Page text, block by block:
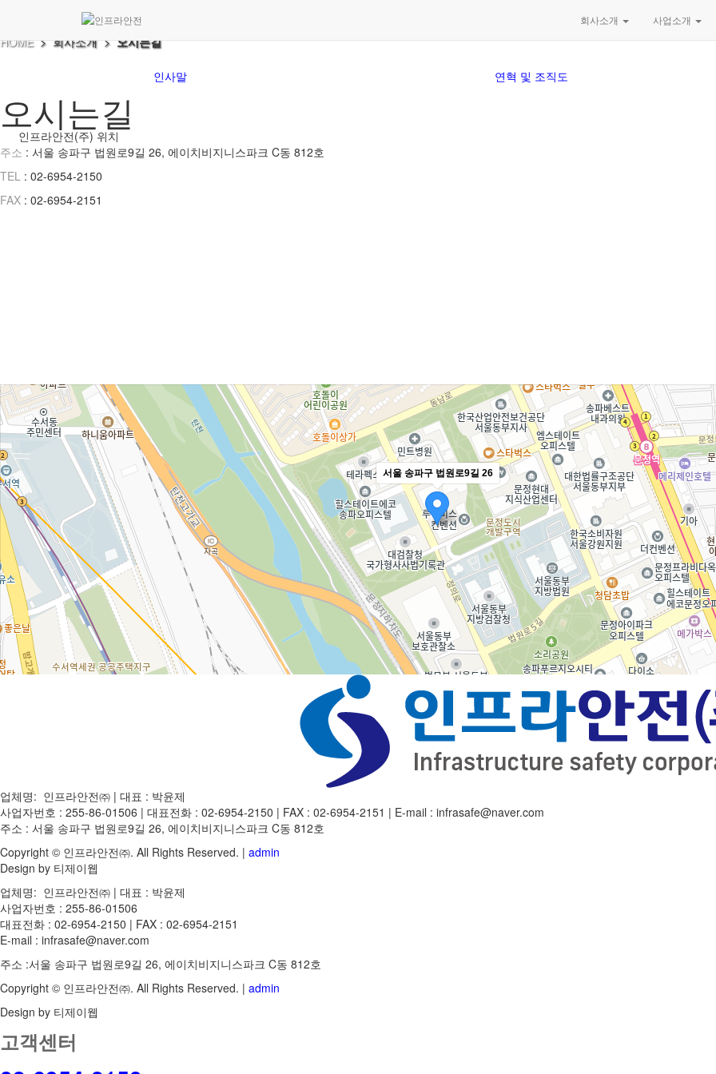
회사소개 사업소개
오시는길
HOME> 회사소개 >오시는길
인사말 연혁 및 조직도
오시는길
인프라안전(주) 위치
주소 : 서울 송파구 법원로9길 26, 에이치비지니스파크 C동 812호
TEL : 02-6954-2150
FAX : 02-6954-2151
서울 송파구 법원로9길 26
업체명: 인프라안전㈜ | 대표 : 박윤제
사업자번호 : 255-86-01506 | 대표전화 : 02-6954-2150 | FAX : 02-6954-2151 | E-mail : infrasafe@naver.com
주소 : 서울 송파구 법원로9길 26, 에이치비지니스파크 C동 812호
Copyright © 인프라안전㈜. All Rights Reserved. | admin
Design by 티제이웹
업체명: 인프라안전㈜ | 대표 : 박윤제
사업자번호 : 255-86-01506
대표전화 : 02-6954-2150 | FAX : 02-6954-2151
E-mail : infrasafe@naver.com
주소 :서울 송파구 법원로9길 26, 에이치비지니스파크 C동 812호
Copyright © 인프라안전㈜. All Rights Reserved. | admin
Design by 티제이웹
고객센터